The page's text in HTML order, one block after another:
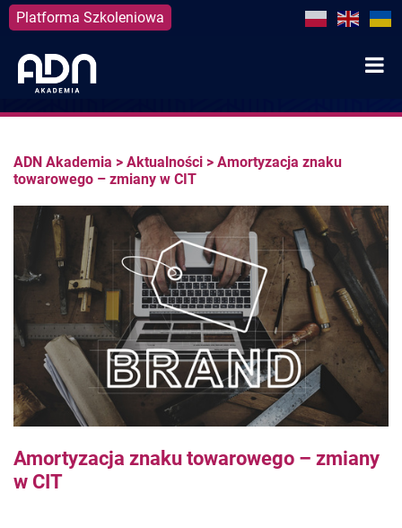
Platforma Szkoleniowa
content
ADN Akademia > Aktualności > Amortyzacja znaku
towarowego – zmiany w CIT
Amortyzacja znaku towarowego – zmiany
w CIT